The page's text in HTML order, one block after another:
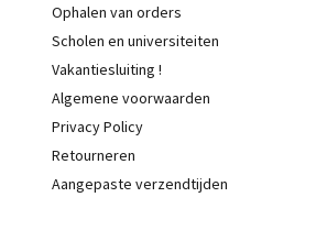
Ophalen van orders
Scholen en universiteiten
Vakantiesluiting !
Algemene voorwaarden
Privacy Policy
Retourneren
Aangepaste verzendtijden